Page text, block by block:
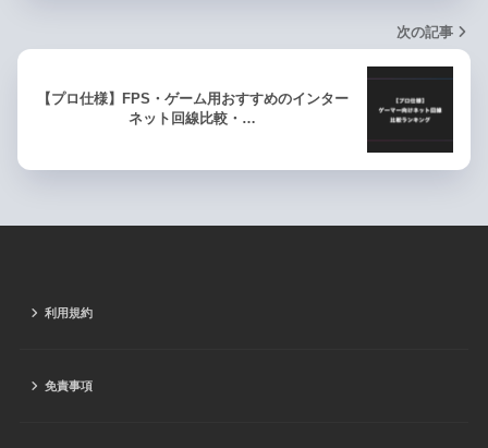
次の記事
【プロ仕様】FPS・ゲーム用おすすめのインター
ネット回線比較・…
利用規約
免責事項